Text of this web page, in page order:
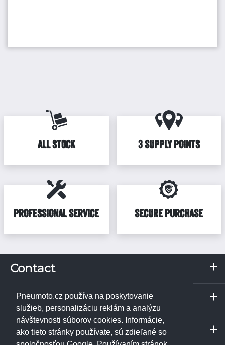
Pneumoto.cz používa na poskytovanie
služieb, personalizáciu reklám a analýzu
návštevnosti súborov cookies. Informácie,
ako tieto stránky používate, sú zdieľané so
ALL STOCK 3 SUPPLY POINTS
PROFESSIONAL SERVICE SECURE PURCHASE
Contact
Pražská 287
373 67Borek u Českých Budějovic
IČ: 02531348
DIČ: CZ02531348
Service and supply point place
Prague
Janpet - pneuservis
Libušská 230/74
142 00 Praha 4 - Libuš
Service and supply point place
České Budějovice